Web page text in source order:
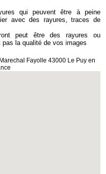
qui peuvent être à peine
avec des rayures, traces de
peut être des rayures ou
la qualité de vos images
Fayolle 43000 Le Puy en